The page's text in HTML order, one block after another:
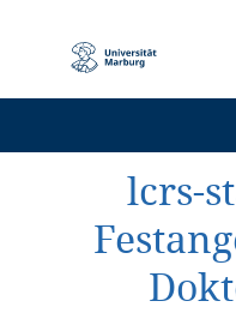
Navigation
lcrs-